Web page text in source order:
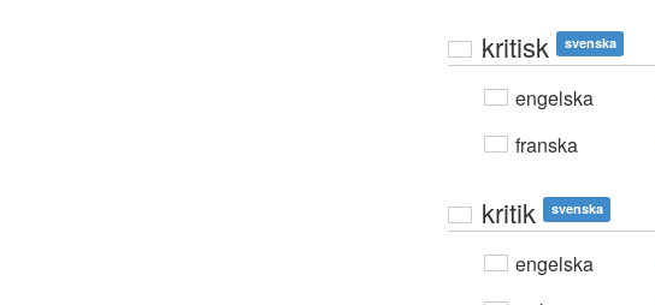
kritisk svenska
engelska
franska
kritik svenska
engelska